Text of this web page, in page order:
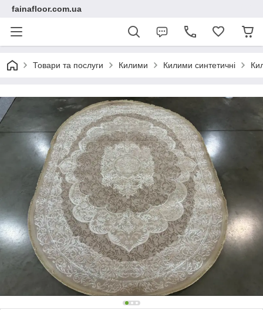
fainafloor.com.ua
Товари та послуги Килими Килими синтетичні